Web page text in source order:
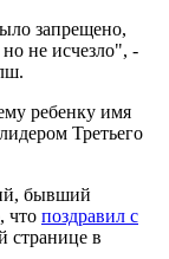
запрещено,
не исчезло", -
ребенку имя
Третьего
бывший
что поздравил с
странице в